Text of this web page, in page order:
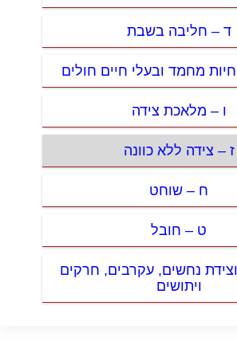
ד – חליבה בשבת
מחמד ובעלי חיים חולים
ו – מלאכת צידה
ז – צידה ללא כוונה
ח – שוחט
ט – חובל
נחשים, עקרבים, חרקים
ויתושים